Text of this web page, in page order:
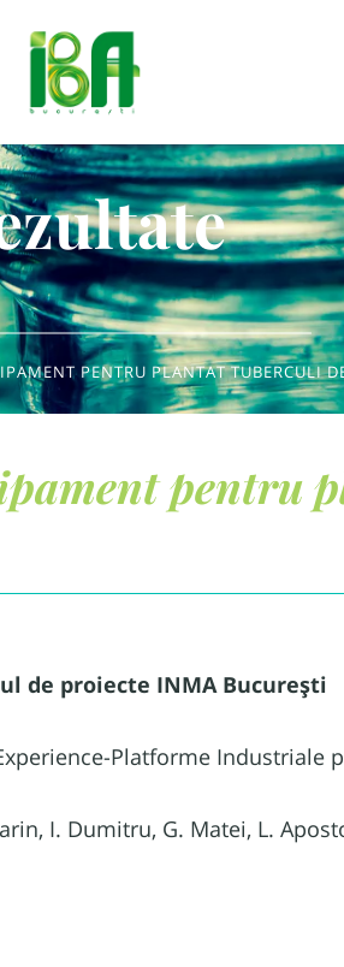
PENTRU PLANTAT TUBERCULI
pentru
de proiecte INMA București
Platforme Industriale
I. Dumitru, G. Matei, L.